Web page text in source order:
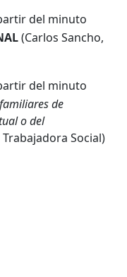
del minuto
(Carlos Sancho,
del minuto
de
o del
Social)